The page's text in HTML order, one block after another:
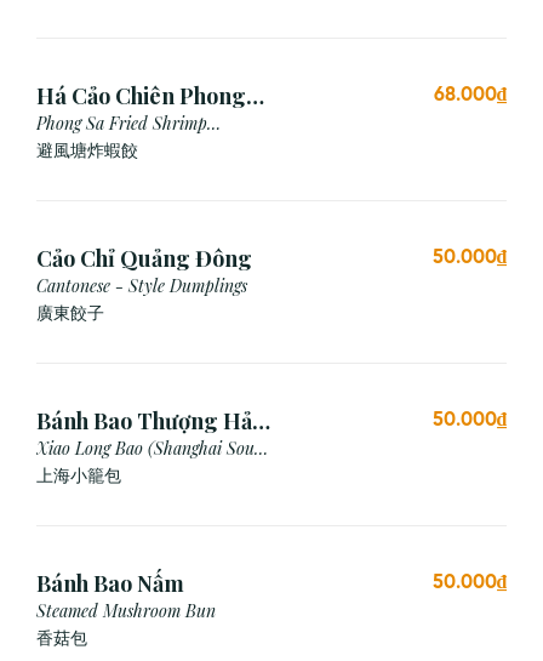
Há Cảo Chiên Phong
Sa
Phong Sa Fried Shrimp
Dumpling (Garlic Breadcrumb)
避風塘炸蝦餃
68.000₫
Cảo Chỉ Quảng Đông
Cantonese - Style Dumplings
廣東餃⼦
50.000₫
Bánh Bao Thượng Hải
(3 Viên)
Xiao Long Bao (Shanghai Soup
Dumpling)
上海小籠包
50.000₫
Bánh Bao Nấm
Steamed Mushroom Bun
香菇包
50.000₫